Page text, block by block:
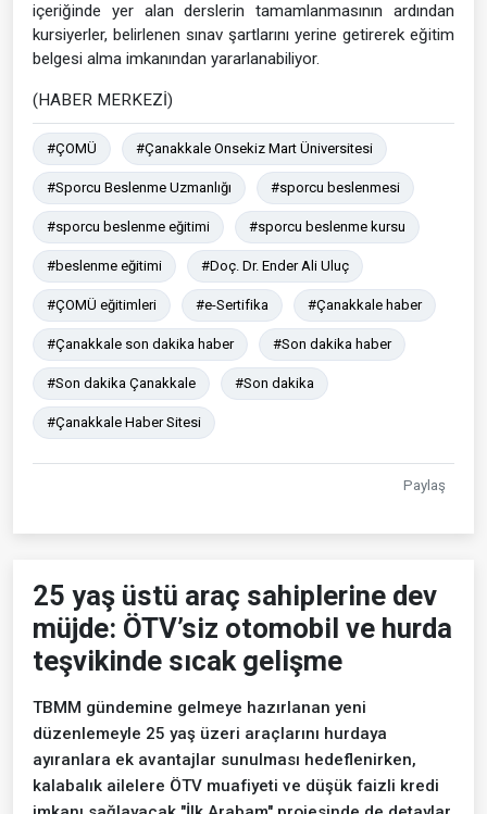
içeriğinde yer alan derslerin tamamlanmasının ardından
kursiyerler, belirlenen sınav şartlarını yerine getirerek eğitim
belgesi alma imkanından yararlanabiliyor.
(HABER MERKEZİ)
#ÇOMÜ #Çanakkale Onsekiz Mart Üniversitesi
#Sporcu Beslenme Uzmanlığı #sporcu beslenmesi
#sporcu beslenme eğitimi #sporcu beslenme kursu
#beslenme eğitimi #Doç. Dr. Ender Ali Uluç
#ÇOMÜ eğitimleri #e-Sertifika #Çanakkale haber
#Çanakkale son dakika haber #Son dakika haber
#Son dakika Çanakkale #Son dakika
#Çanakkale Haber Sitesi
Paylaş
25 yaş üstü araç sahiplerine dev
müjde: ÖTV’siz otomobil ve hurda
teşvikinde sıcak gelişme
TBMM gündemine gelmeye hazırlanan yeni
düzenlemeyle 25 yaş üzeri araçlarını hurdaya
ayıranlara ek avantajlar sunulması hedeflenirken,
kalabalık ailelere ÖTV muafiyeti ve düşük faizli kredi